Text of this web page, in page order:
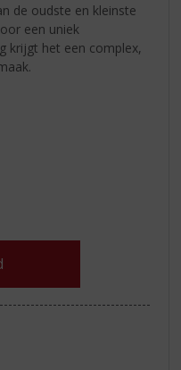
de oudste en kleinste
een uniek
krijgt het een complex,